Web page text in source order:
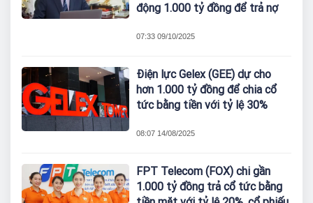
động 1.000 tỷ đồng để trả nợ
07:33 09/10/2025
Điện lực Gelex (GEE) dự cho
hơn 1.000 tỷ đồng để chia cổ
tức bằng tiền với tỷ lệ 30%
08:07 14/08/2025
FPT Telecom (FOX) chi gần
1.000 tỷ đồng trả cổ tức bằng